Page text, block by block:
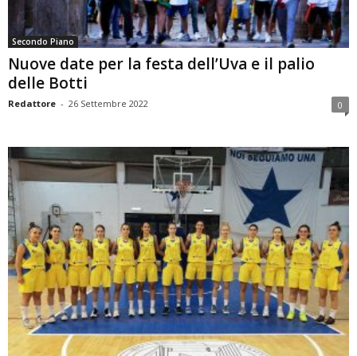
Secondo Piano
Nuove date per la festa dell’Uva e il palio
delle Botti
Redattore - 26 Settembre 2022 0